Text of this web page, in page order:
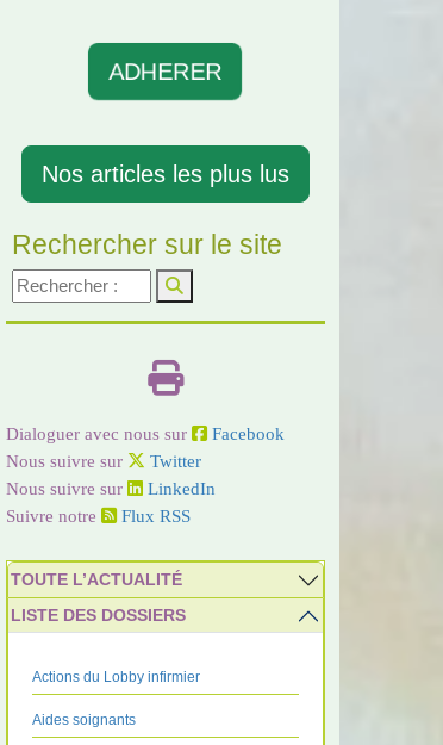
ADHERER
Nos articles les plus lus
Rechercher sur le site
Dialoguer avec nous sur
Facebook
Nous suivre sur
Twitter
Nous suivre sur
LinkedIn
Suivre notre
Flux RSS
TOUTE L’ACTUALITÉ
LISTE DES DOSSIERS
Actions du Lobby infirmier
Aides soignants